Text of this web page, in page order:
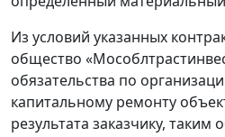
Из условий указанных
общество
обязательства по
капитальному ремонту
результата заказчику, таким